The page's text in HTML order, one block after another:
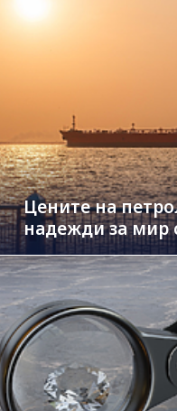
Цените на
надежди за мир